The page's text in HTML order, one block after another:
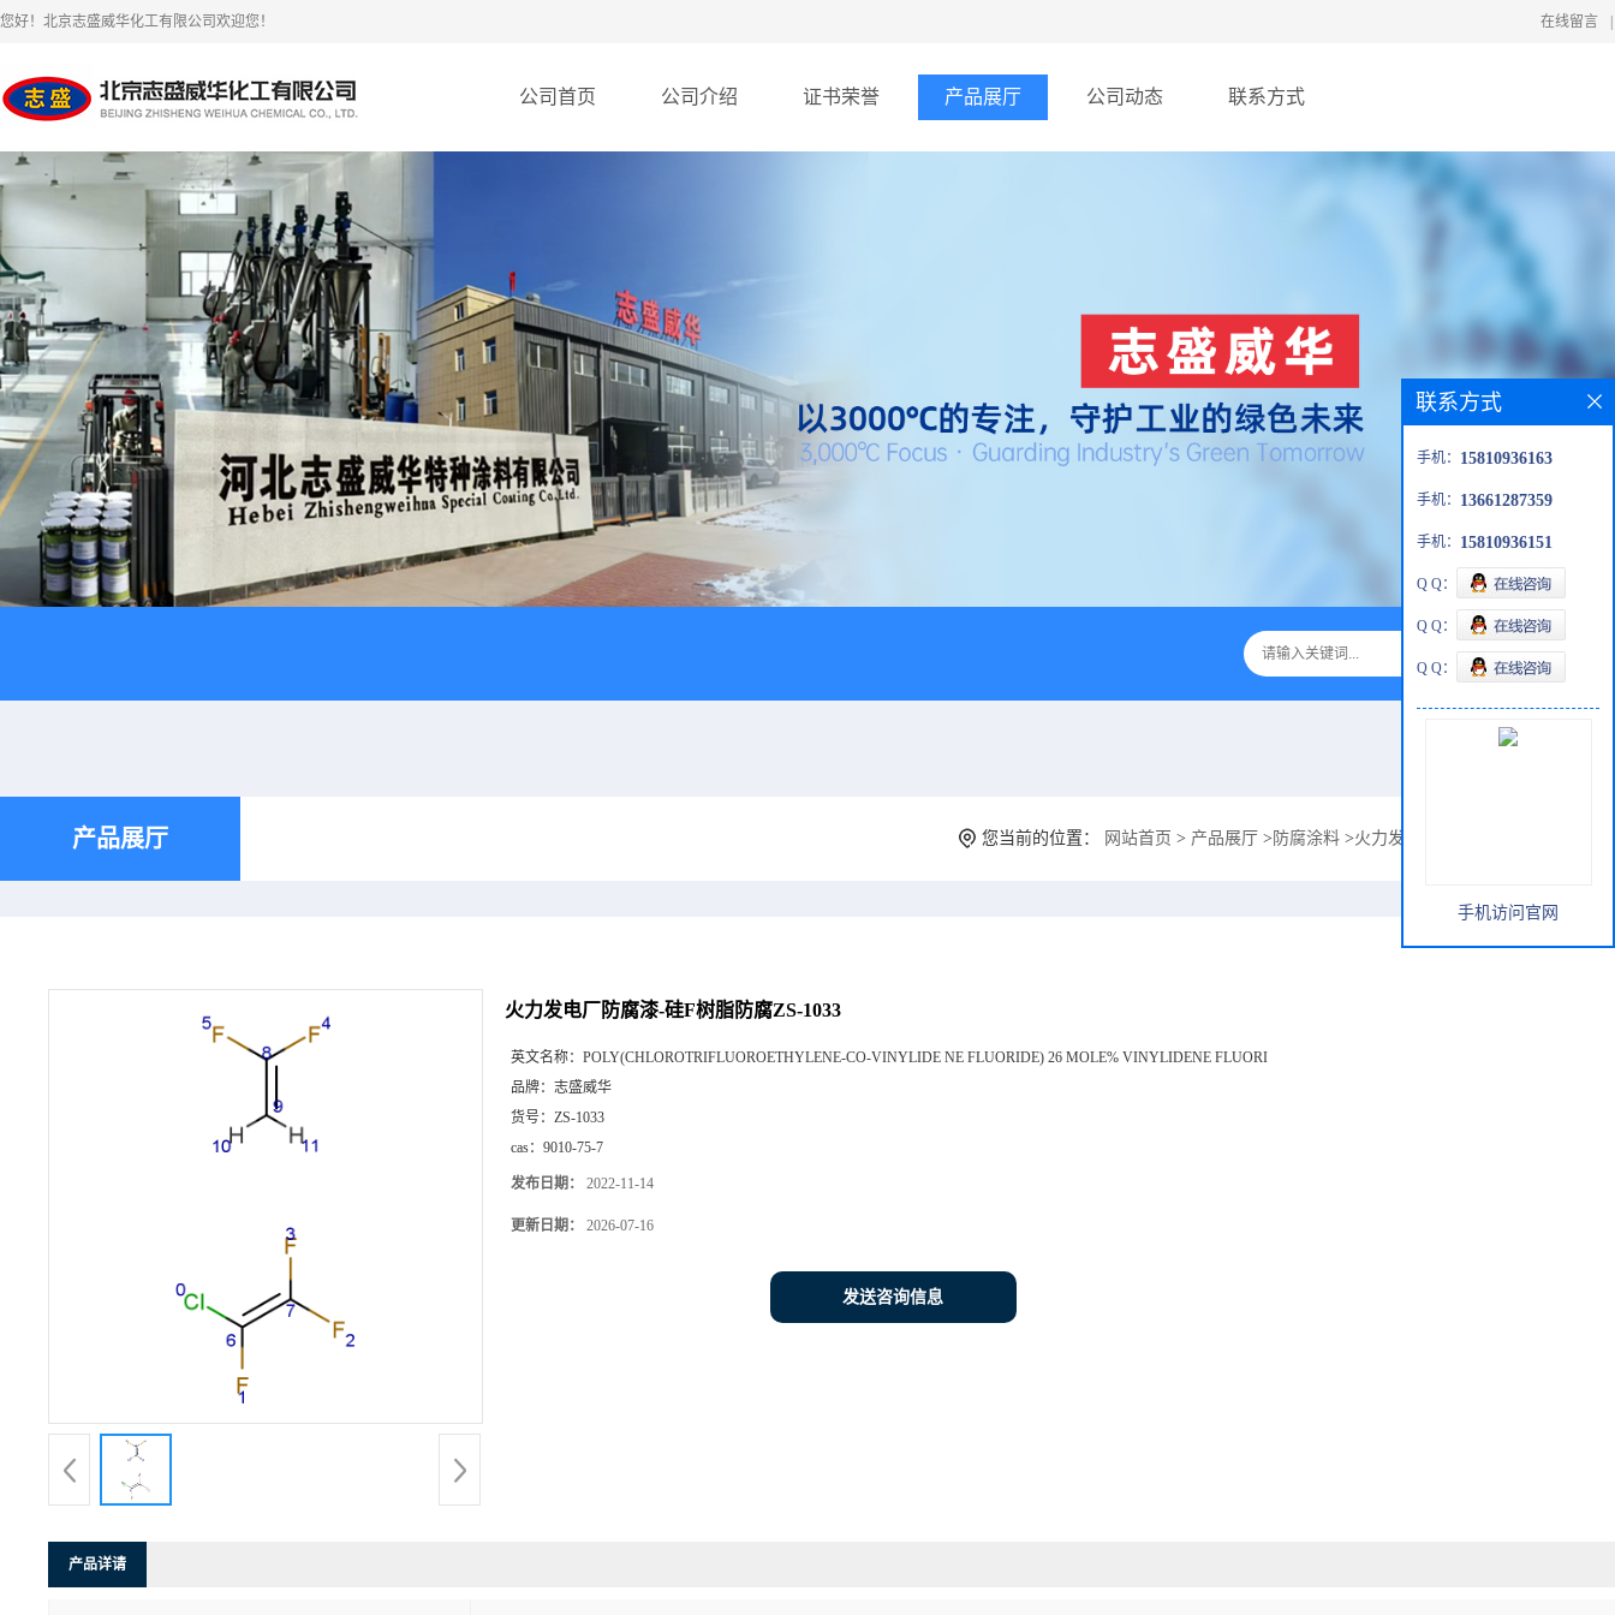
您好！北京志盛威华化工有限公司欢迎您！ 在线留言
公司首页 公司介绍 证书荣誉 产品展厅 公司动态 联系方式
产品展厅 您当前的位置： 网站首页 > 产品展厅 > 防腐涂料 >火力发电厂防腐漆-硅F树脂防腐
火力发电厂防腐漆-硅F树脂防腐ZS-1033
英文名称： POLY(CHLOROTRIFLUOROETHYLENE-CO-VINYLIDE NE FLUORIDE) 26 MOLE% VINYLIDENE FLUORI
品牌： 志盛威华
货号： ZS-1033
cas： 9010-75-7
发布日期： 2022-11-14
更新日期： 2026-07-16
发送咨询信息
产品详请
联系方式
手机： 15810936163
手机： 13661287359
手机： 15810936151
Q Q：
Q Q：
Q Q：
手机访问官网